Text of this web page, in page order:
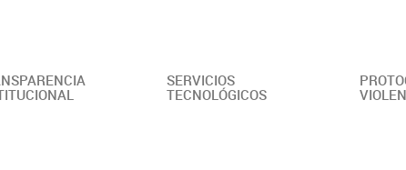
SERVICIOS
TECNOLÓGICOS